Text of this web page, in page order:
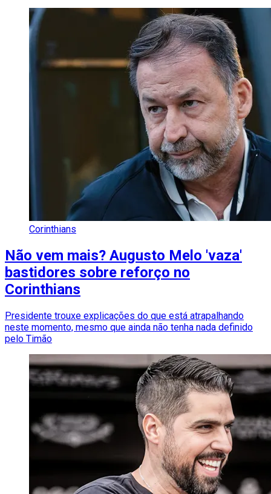
Corinthians
Não vem mais? Augusto Melo 'vaza'
bastidores sobre reforço no
Corinthians
Presidente trouxe explicações do que está atrapalhando
neste momento, mesmo que ainda não tenha nada definido
pelo Timão